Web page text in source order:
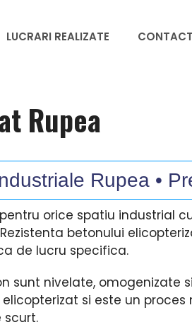
LUCRARI REALIZATE CONTACT
Rupea
Rupea •
orice spatiu industrial
betonului
de lucru specifica.
sunt nivelate, omogenizate
si este un